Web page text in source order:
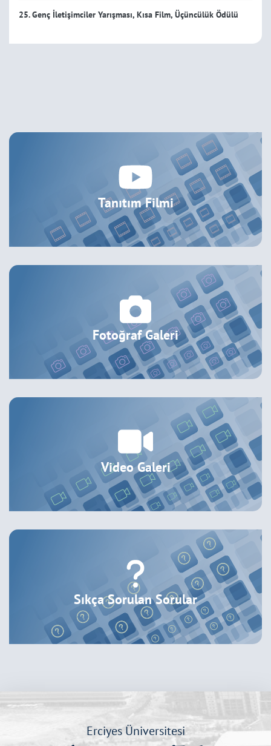
25. Genç İletişimciler Yarışması, Kısa Film, Üçüncülük Ödülü
Tanıtım Filmi
Fotoğraf Galeri
Video Galeri
Sıkça Sorulan Sorular
Erciyes Üniversitesi